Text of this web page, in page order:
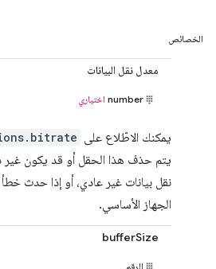
الخصائص
معدل نقل البيانات
number اختياري
يمكنك الاطّلاع على
يتم حذف هذا الحقل أو قد يكون غير
نقل بيانات غير عادي، أو إذا حدث خطأ
الجهاز الأساسي.
bufferSize
الرقم